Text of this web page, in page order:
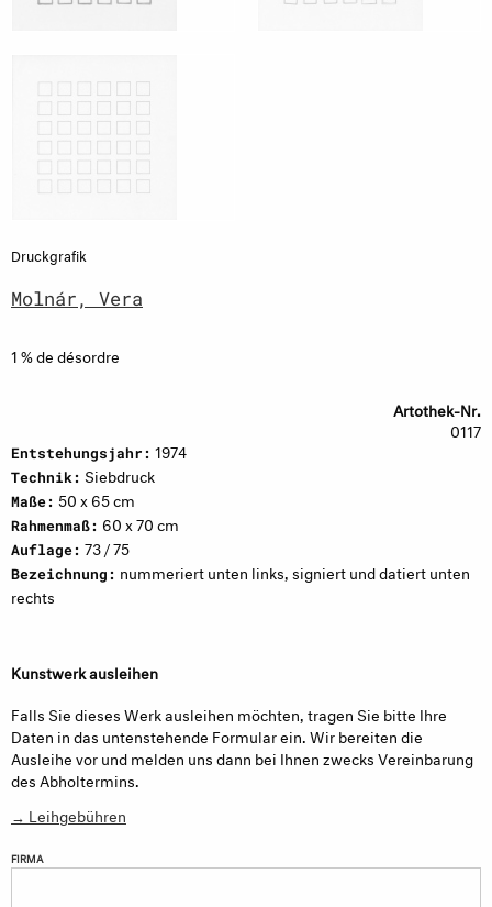
Druckgrafik
Molnár, Vera
1 % de désordre
Artothek-Nr.
0117
Entstehungsjahr: 1974
Technik: Siebdruck
Maße: 50 x 65 cm
Rahmenmaß: 60 x 70 cm
Auflage: 73 / 75
Bezeichnung: nummeriert unten links, signiert und datiert unten
rechts
Kunstwerk ausleihen
Falls Sie dieses Werk ausleihen möchten, tragen Sie bitte Ihre
Daten in das untenstehende Formular ein. Wir bereiten die
Ausleihe vor und melden uns dann bei Ihnen zwecks Vereinbarung
des Abholtermins.
→ Leihgebühren
FIRMA